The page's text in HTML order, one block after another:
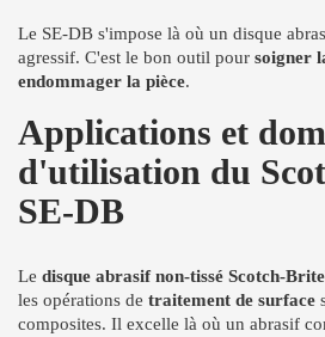
Le SE-DB s'impose là où un disque
agressif. C'est le bon outil pour soigner
endommager la pièce.
Applications et
d'utilisation du
SE-DB
Le disque abrasif non-tissé Scotch-
les opérations de traitement de surface
composites. Il excelle là où un abrasif